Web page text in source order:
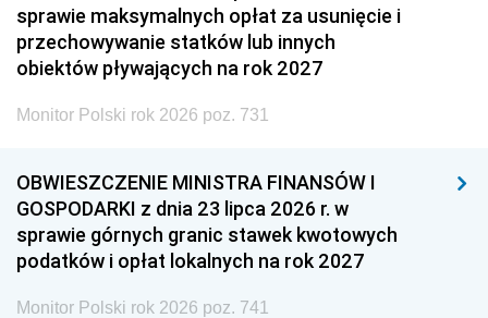
sprawie maksymalnych opłat za usunięcie i
przechowywanie statków lub innych
obiektów pływających na rok 2027
Monitor Polski rok 2026 poz. 731
OBWIESZCZENIE MINISTRA FINANSÓW I
GOSPODARKI z dnia 23 lipca 2026 r. w
sprawie górnych granic stawek kwotowych
podatków i opłat lokalnych na rok 2027
Monitor Polski rok 2026 poz. 741